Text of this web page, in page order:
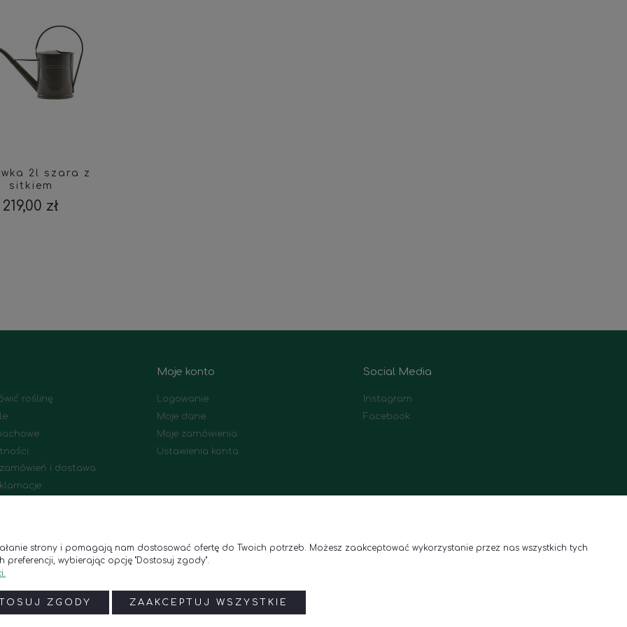
2l szara z
sitkiem
219,00 zł
roślinę
i dostawa
Moje konto
Logowanie
Moje dane
Moje zamówienia
Ustawienia konta
Social Media
Instagram
Facebook
- piątek: 8:00–18:00
sobota: 9:00–17:00
Telefon: (+48) 788 835 250
E-mail:online@polanaubarana.pl
strony i pomagają nam dostosować ofertę do Twoich potrzeb. Możesz zaakceptować wykorzystanie przez nas wszystkich tych
wybierając opcję "Dostosuj zgody".
ZGODY ZAAKCEPTUJ WSZYSTKIE